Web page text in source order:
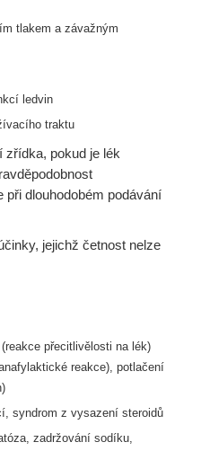
tlakem a závažným
ledvin
traktu
zřídka, pokud je lék
dlouhodobém podávání
jejichž četnost nelze
přecitlivělosti na lék)
reakce), potlačení
syndrom z vysazení steroidů
zadržování sodíku,